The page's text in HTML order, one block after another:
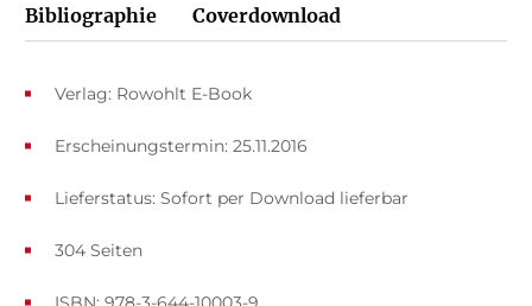
Bibliographie Coverdownload
Verlag: Rowohlt E-Book
Erscheinungstermin: 25.11.2016
Lieferstatus: Sofort per Download lieferbar
304 Seiten